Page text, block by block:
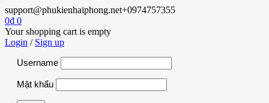
support@phukienhaiphong.net+0974757355
0₫ 0
Your shopping cart is empty
Login / Sign up
Username
Mật khẩu